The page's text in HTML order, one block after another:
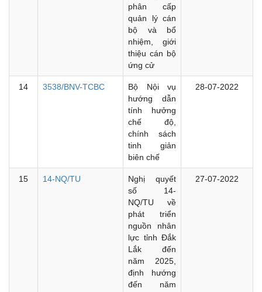
phân cấp
quản lý cán
bộ và bổ
nhiệm, giới
thiệu cán bộ
ứng cử
14 3538/BNV-TCBC
Bộ Nội vụ
hướng dẫn
tính hưởng
chế độ,
chính sách
tinh giản
biên chế
28-07-2022
15 14-NQ/TU
Nghị quyết
số 14-
NQ/TU về
phát triển
nguồn nhân
lực tỉnh Đắk
Lắk đến
năm 2025,
định hướng
đến năm
27-07-2022